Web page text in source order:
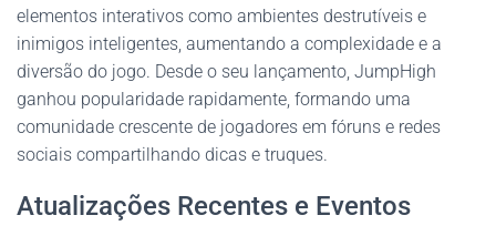
elementos interativos como ambientes destrutíveis e
inimigos inteligentes, aumentando a complexidade e a
diversão do jogo. Desde o seu lançamento, JumpHigh
ganhou popularidade rapidamente, formando uma
comunidade crescente de jogadores em fóruns e redes
sociais compartilhando dicas e truques.
Atualizações Recentes e Eventos